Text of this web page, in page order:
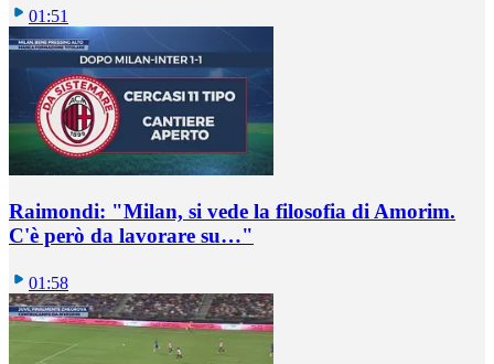
01:51
Raimondi: "Milan, si vede la filosofia di Amorim.
C'è però da lavorare su…"
01:58